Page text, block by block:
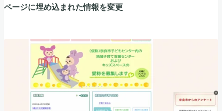
ページに埋め込まれた情報を変更